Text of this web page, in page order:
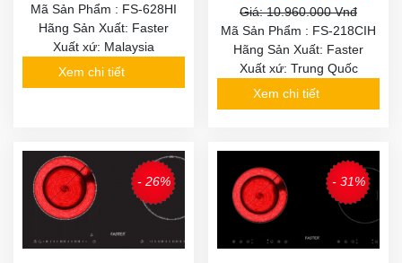
Mã Sản Phẩm : FS-628HI
Hãng Sản Xuất: Faster
Xuất xứ: Malaysia
Xem chi tiết
Giá: 10.960.000 Vnđ
Mã Sản Phẩm : FS-218CIH
Hãng Sản Xuất: Faster
Xuất xứ: Trung Quốc
Xem chi tiết
- 26% - 31%